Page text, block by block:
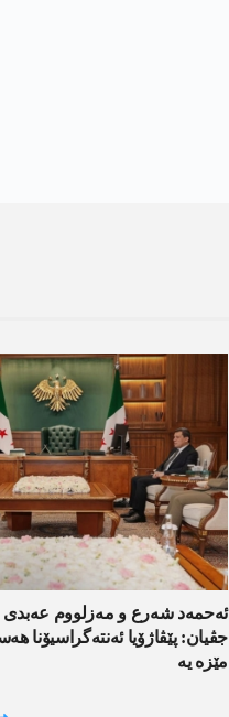
ئەحمەد شەرع و مەزلووم
جڤیان: پێڤاژۆیا ئەنتەگراسیۆنا
مێزە یە